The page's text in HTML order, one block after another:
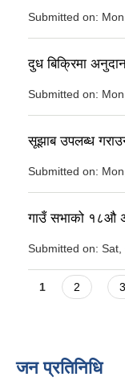
Submitted on:
दुध बिक्रिमा
Submitted on:
सूझाब उपलब्ध
Submitted on:
गाउँ सभाको १८औ
Submitted on: Sat,
Pages
1 2 3
जन प्रतिनिधि